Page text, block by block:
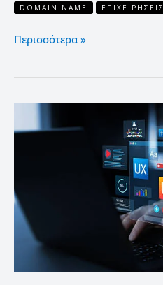
DOMAIN NAME ΕΠΙΧΕΙΡΉΣΕΙΣ
Περισσότερα »
κοστίζει